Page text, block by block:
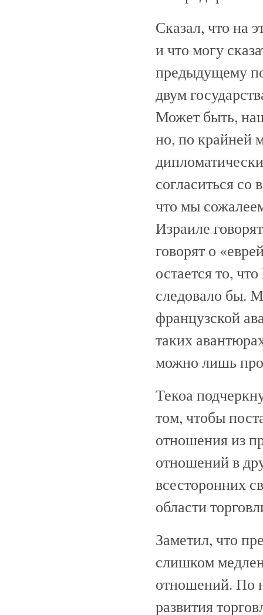
Сказал, что на
и что могу
предыдущему
двум
Может быть,
но, по крайней
согласиться
что мы
Израиле
говорят о
остается то,
следовало бы.
французской
таких
можно лишь
Текоа
том, чтобы
отношения из
отношений в
всесторонних
области
Заметил, что
слишком
отношений. По
развития